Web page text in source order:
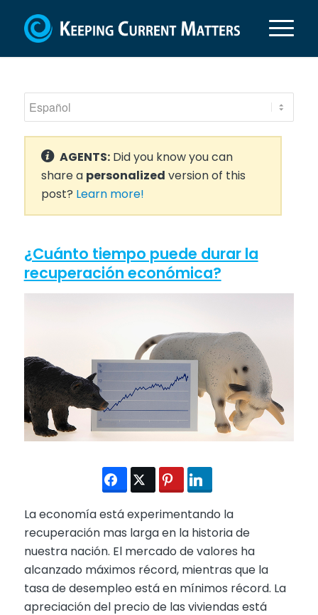
AGENTS:Did you know you can
share a personalized version of this
post? Learn more!
¿Cuánto tiempo puede durar la
recuperación económica?
La economía está experimentando la
recuperación mas larga en la historia de
nuestra nación. El mercado de valores ha
alcanzado máximos récord, mientras que la
tasa de desempleo está en mínimos récord. La
apreciación del precio de las viviendas está